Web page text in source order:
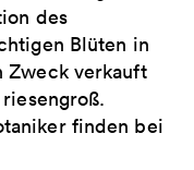
des
Blüten in
Zweck verkauft
finden bei